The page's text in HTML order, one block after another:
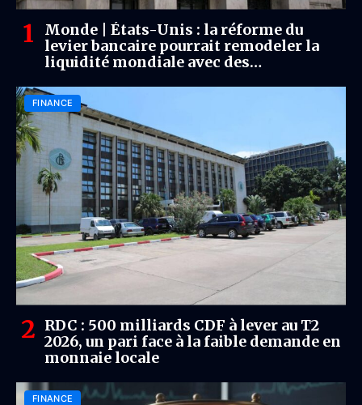
Monde | États-Unis : la réforme du
levier bancaire pourrait remodeler la
liquidité mondiale avec des
FINANCE
RDC : 500 milliards CDF à lever au T2
2026, un pari face à la faible demande en
monnaie locale
FINANCE